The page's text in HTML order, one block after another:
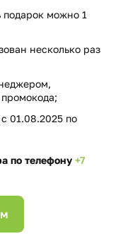
подарок можно 1
несколько раз
01.08.2025 по
по телефону +7